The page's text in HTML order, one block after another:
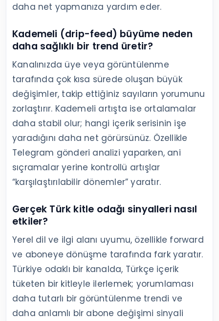
daha net yapmanıza yardım eder.
Kademeli (drip-feed) büyüme neden
daha sağlıklı bir trend üretir?
Kanalınızda üye veya görüntülenme
tarafında çok kısa sürede oluşan büyük
değişimler, takip ettiğiniz sayıların yorumunu
zorlaştırır. Kademeli artışta ise ortalamalar
daha stabil olur; hangi içerik serisinin işe
yaradığını daha net görürsünüz. Özellikle
Telegram gönderi analizi yaparken, ani
sıçramalar yerine kontrollü artışlar
“karşılaştırılabilir dönemler” yaratır.
Gerçek Türk kitle odağı sinyalleri nasıl
etkiler?
Yerel dil ve ilgi alanı uyumu, özellikle forward
ve aboneye dönüşme tarafında fark yaratır.
Türkiye odaklı bir kanalda, Türkçe içerik
tüketen bir kitleyle ilerlemek; yorumlaması
daha tutarlı bir görüntülenme trendi ve
daha anlamlı bir abone değişimi sinyali